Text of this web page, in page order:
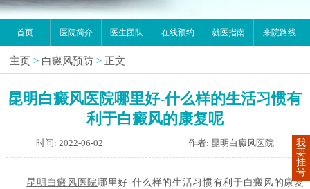
首页 医院简介 医生团队 在线预约 就医指南 来院路线
主页 > 白癜风预防 > 正文
昆明白癜风医院哪里好-什么样的生活习惯有
利于白癜风的康复呢
时间: 2022-06-02 作者: 昆明白癜风医院
昆明白癜风医院哪里好-什么样的生活习惯有利于白癜风的康复
我
要
挂
号